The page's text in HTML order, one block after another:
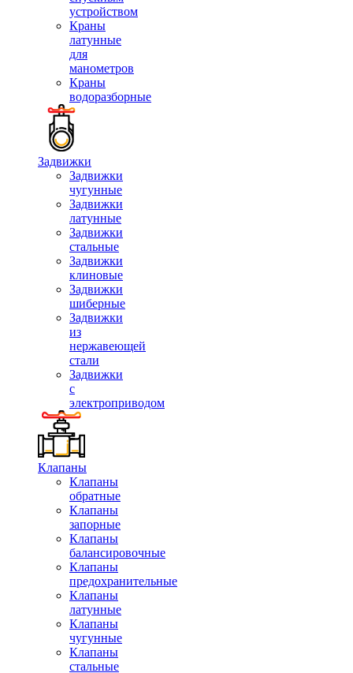
устройством
Краны
латунные
для
манометров
Краны
водоразборные
Задвижки
Задвижки
чугунные
Задвижки
латунные
Задвижки
стальные
Задвижки
клиновые
Задвижки
шиберные
Задвижки
из
нержавеющей
стали
Задвижки
с
электроприводом
Клапаны
Клапаны
обратные
Клапаны
запорные
Клапаны
балансировочные
Клапаны
предохранительные
Клапаны
латунные
Клапаны
чугунные
Клапаны
стальные